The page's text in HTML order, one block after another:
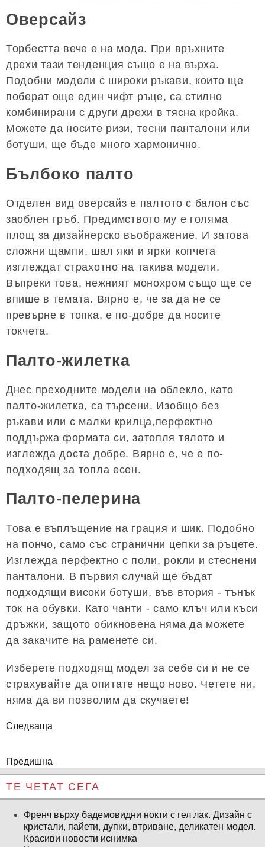
Оверсайз
Торбестта вече е на мода. При връхните
дрехи тази тенденция също е на върха.
Подобни модели с широки ръкави, които ще
поберат още един чифт ръце, са стилно
комбинирани с други дрехи в тясна кройка.
Можете да носите ризи, тесни панталони или
ботуши, ще бъде много хармонично.
Бълбоко палто
Отделен вид оверсайз е палтото с балон със
заоблен гръб. Предимството му е голяма
площ за дизайнерско въображение. И затова
сложни щампи, шал яки и ярки копчета
изглеждат страхотно на такива модели.
Въпреки това, нежният монохром също ще се
впише в темата. Вярно е, че за да не се
превърне в топка, е по-добре да носите
токчета.
Палто-жилетка
Днес преходните модели на облекло, като
палто-жилетка, са търсени. Изобщо без
ръкави или с малки крилца,перфектно
поддържа формата си, затопля тялото и
изглежда доста добре. Вярно е, че е по-
подходящ за топла есен.
Палто-пелерина
Това е въплъщение на грация и шик. Подобно
на пончо, само със странични цепки за ръцете.
Изглежда перфектно с поли, рокли и стеснени
панталони. В първия случай ще бъдат
подходящи високи ботуши, във втория - тънък
ток на обувки. Като чанти - само клъч или къси
дръжки, защото обикновена няма да можете
да закачите на раменете си.
Изберете подходящ модел за себе си и не се
страхувайте да опитате нещо ново. Четете ни,
няма да ви позволим да скучаете!
Следваща
Предишна
ТЕ ЧЕТАТ СЕГА
Френч върху бадемовидни нокти с гел лак. Дизайн с
кристали, пайети, дупки, втриване, деликатен модел.
Красиви новости иснимка